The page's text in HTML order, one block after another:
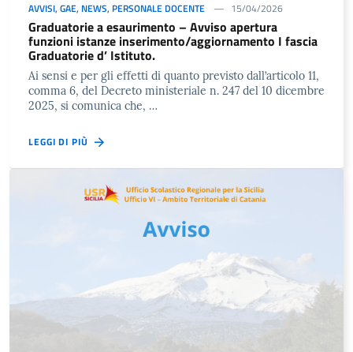
AVVISI, GAE, NEWS, PERSONALE DOCENTE 15/04/2026
Graduatorie a esaurimento – Avviso apertura
funzioni istanze inserimento/aggiornamento I fascia
Graduatorie d’ Istituto.
Ai sensi e per gli effetti di quanto previsto dall’articolo 11,
comma 6, del Decreto ministeriale n. 247 del 10 dicembre
2025, si comunica che, …
LEGGI DI PIÙ